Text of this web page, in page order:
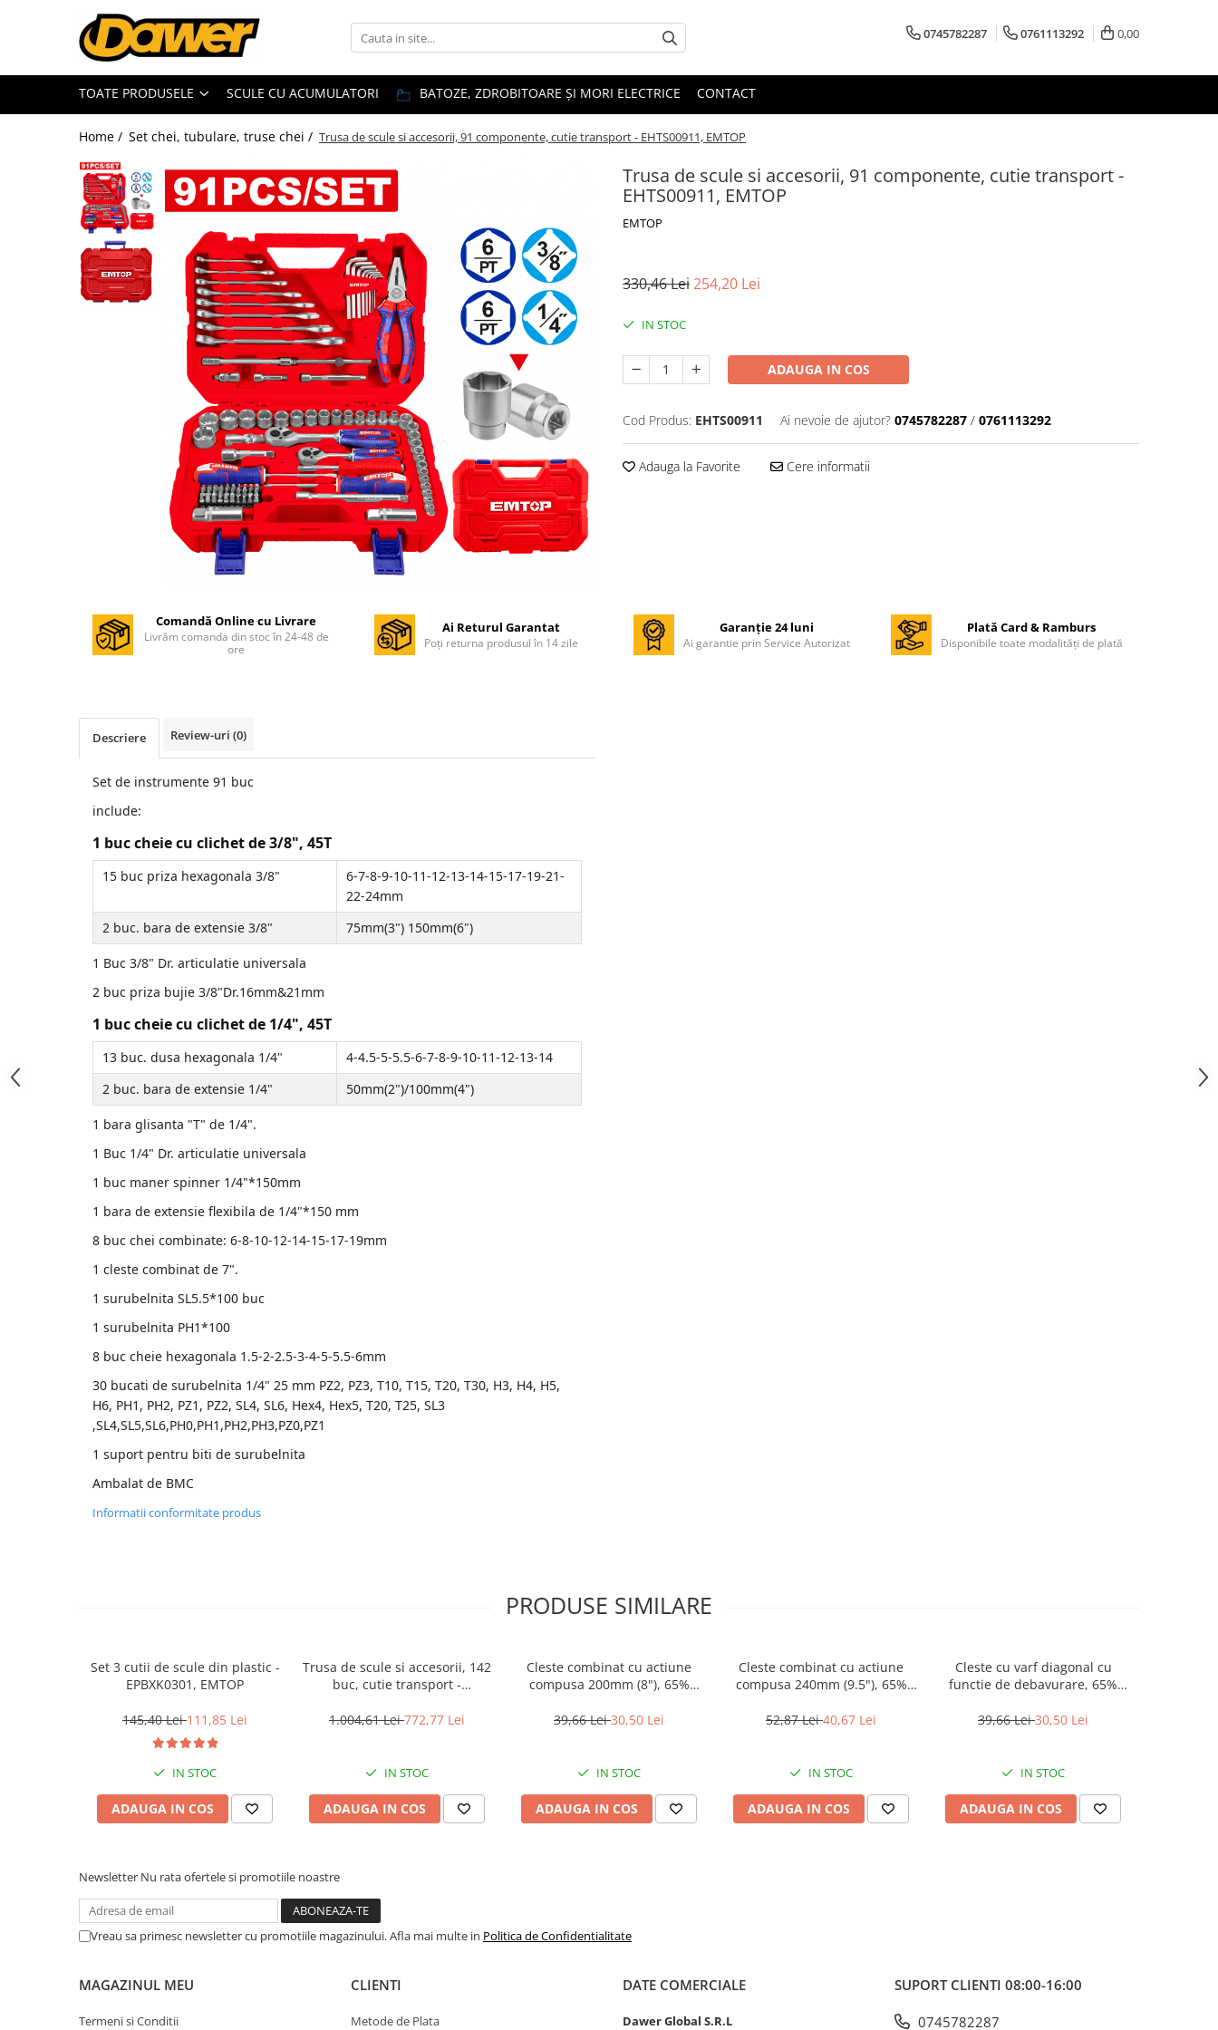
Toate Produsele
Pompe apă și Hidrofoare
Pompe submersibile
Hidrofoare
Pompe apa de suprafata
Pompe apa murdara
Pompe recirculare
Motopompe
Accesorii pompe
Masini de gaurit si insurubat
Circulare si fierastraie electrice
Masini de slefuit si polisat
Accesorii polizare si slefuire
Ciocane Rotopercutoare
Acumulatori si incarcatoare
Accesorii si consumabile drujbe
Accesorii motocoase
Casa, gradina si Bricolaj
Aparate lipit tevi
Utilaje Gradinarit
Compresoare
Accesorii Compresoare
Articole uz casnic
Electrocasnice
Intretinere locuinta
Iluminat si electrice
Cabluri electrice si conductori
Scule si unelte
0745782287 0761113292 0,00
TOATE PRODUSELE SCULE CU ACUMULATORI BATOZE, ZDROBITOARE ȘI MORI ELECTRICE CONTACT
Home / Set chei, tubulare, truse chei / Trusa de scule si accesorii, 91 componente, cutie transport - EHTS00911, EMTOP
Trusa de scule si accesorii, 91 componente, cutie transport -
EHTS00911, EMTOP
EMTOP
330,46 Lei254,20 Lei
IN STOC
ADAUGA IN COS
Cod Produs: EHTS00911 Ai nevoie de ajutor? 0745782287 / 0761113292
Adauga la Favorite Cere informatii
Comandă Online cu Livrare
Livrăm comanda din stoc în 24-48 de
ore
Ai Returul Garantat
Poți returna produsul în 14 zile
Garanție 24 luni
Ai garantie prin Service Autorizat
Plată Card & Ramburs
Disponibile toate modalități de plată
Descriere Review-uri (0)
Set de instrumente 91 buc
include:
1 buc cheie cu clichet de 3/8", 45T
15 buc priza hexagonala 3/8"
6-7-8-9-10-11-12-13-14-15-17-19-21-
22-24mm
2 buc. bara de extensie 3/8"
75mm(3") 150mm(6")
1 Buc 3/8" Dr. articulatie universala
2 buc priza bujie 3/8"Dr.16mm&21mm
1 buc cheie cu clichet de 1/4", 45T
13 buc. dusa hexagonala 1/4"
4-4.5-5-5.5-6-7-8-9-10-11-12-13-14
2 buc. bara de extensie 1/4"
50mm(2")/100mm(4")
1 bara glisanta "T" de 1/4".
1 Buc 1/4" Dr. articulatie universala
1 buc maner spinner 1/4"*150mm
1 bara de extensie flexibila de 1/4"*150 mm
8 buc chei combinate: 6-8-10-12-14-15-17-19mm
1 cleste combinat de 7".
1 surubelnita SL5.5*100 buc
1 surubelnita PH1*100
8 buc cheie hexagonala 1.5-2-2.5-3-4-5-5.5-6mm
30 bucati de surubelnita 1/4" 25 mm PZ2, PZ3, T10, T15, T20, T30, H3, H4, H5,
H6, PH1, PH2, PZ1, PZ2, SL4, SL6, Hex4, Hex5, T20, T25, SL3
,SL4,SL5,SL6,PH0,PH1,PH2,PH3,PZ0,PZ1
1 suport pentru biti de surubelnita
Ambalat de BMC
Informatii conformitate produs
PRODUSE SIMILARE
Set 3 cutii de scule din plastic -
EPBXK0301, EMTOP
145,40 Lei111,85 Lei
IN STOC
ADAUGA IN COS
Trusa de scule si accesorii, 142
buc, cutie transport -
1.004,61 Lei772,77 Lei
IN STOC
ADAUGA IN COS
Cleste combinat cu actiune
compusa 200mm (8"), 65%
EPLRCC0851, EMTOP
39,66 Lei30,50 Lei
IN STOC
ADAUGA IN COS
Cleste combinat cu actiune
compusa 240mm (9.5"), 65%
EPLRCC0951, EMTOP
52,87 Lei40,67 Lei
IN STOC
ADAUGA IN COS
Cleste cu varf diagonal cu
functie de debavurare, 65%
EPLRCD0851, EMTOP
39,66 Lei30,50 Lei
IN STOC
ADAUGA IN COS
Newsletter Nu rata ofertele si promotiile noastre
Vreau sa primesc newsletter cu promotiile magazinului. Afla mai multe in Politica de Confidentialitate
MAGAZINUL MEU
Termeni si Conditii
CLIENTI
Metode de Plata
DATE COMERCIALE
Dawer Global S.R.L
SUPORT CLIENTI 08:00-16:00
0745782287